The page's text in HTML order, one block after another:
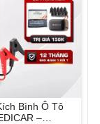
Bình Ô Tô
–